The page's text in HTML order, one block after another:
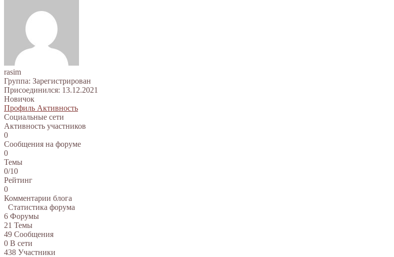
rasim
Группа: Зарегистрирован
Присоединился: 13.12.2021
Новичок
Профиль Активность
Социальные сети
Активность участников
0
Сообщения на форуме
0
Темы
0/10
Рейтинг
0
Комментарии блога
Статистика форума
6 Форумы
21 Темы
49 Сообщения
0 В сети
438 Участники